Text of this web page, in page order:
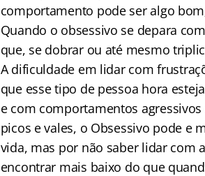
comportamento pode ser algo
Quando o obsessivo se depara
que, se dobrar ou até mesmo
A dificuldade em lidar com
que esse tipo de pessoa hora
e com comportamentos
picos e vales, o Obsessivo pode e
vida, mas por não saber lidar com
encontrar mais baixo do que